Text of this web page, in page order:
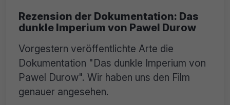
Rezension der Dokumentation: Das
dunkle Imperium von Pawel Durow
Vorgestern veröffentlichte Arte die
Dokumentation "Das dunkle Imperium von
Pawel Durow". Wir haben uns den Film
genauer angesehen.